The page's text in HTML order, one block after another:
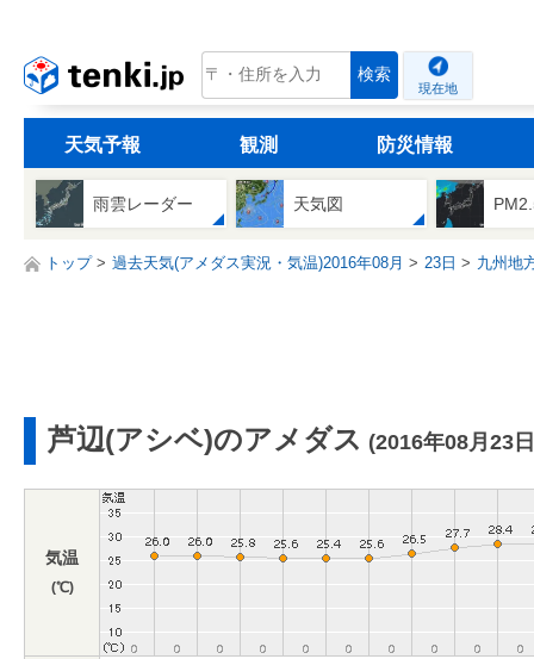
tenki.jp 検索
現在地
天気予報 観測 防災情報
雨雲レーダー 天気図
トップ 過去天気(アメダス実況・気温)2016年08月 23日 九州地
芦辺(アシベ)のアメダス (2016年08月23
気温
(℃)